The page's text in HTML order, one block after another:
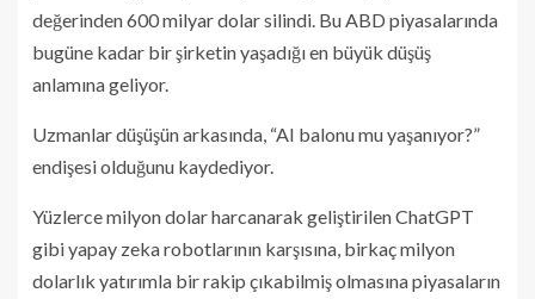
değerinden 600 milyar dolar silindi. Bu ABD piyasalarında
bugüne kadar bir şirketin yaşadığı en büyük düşüş
anlamına geliyor.
Uzmanlar düşüşün arkasında, “AI balonu mu yaşanıyor?”
endişesi olduğunu kaydediyor.
Yüzlerce milyon dolar harcanarak geliştirilen ChatGPT
gibi yapay zeka robotlarının karşısına, birkaç milyon
dolarlık yatırımla bir rakip çıkabilmiş olmasına piyasaların